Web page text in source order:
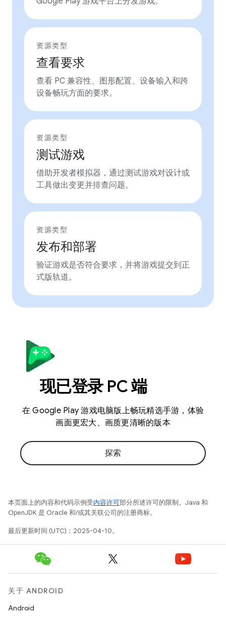
资源类型
查看要求
查看 PC 兼容性、图形配置、设备输入和跨
设备畅玩方面的要求。
资源类型
测试游戏
借助开发者模拟器，通过测试游戏对设计或
工具做出变更并排查问题。
资源类型
发布和部署
验证游戏是否符合要求，并将游戏提交到正
式版轨道。
现已登录 PC 端
在 Google Play 游戏电脑版上畅玩精选手游，体验
画面更宏大、画质更清晰的版本
探索
本页面上的内容和代码示例受内容许可部分所述许可的限制。Java 和
OpenJDK 是 Oracle 和/或其关联公司的注册商标。
最后更新时间 (UTC)：2025-04-10。
关于 ANDROID
Android